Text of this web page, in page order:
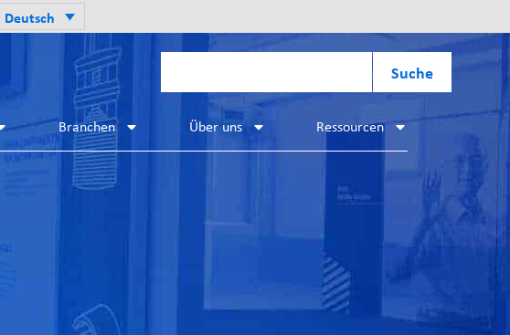
Deutsch
Suche
Branchen Über uns Ressourcen